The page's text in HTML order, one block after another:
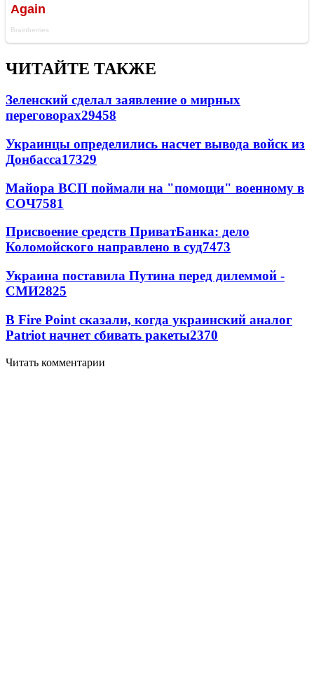
ЧИТАЙТЕ ТАКЖЕ
Зеленский сделал заявление о мирных
переговорах29458
Украинцы определились насчет вывода войск из
Донбасса17329
Майора ВСП поймали на "помощи" военному в
СОЧ7581
Присвоение средств ПриватБанка: дело
Коломойского направлено в суд7473
Украина поставила Путина перед дилеммой -
СМИ2825
В Fire Point сказали, когда украинский аналог
Patriot начнет сбивать ракеты2370
Читать комментарии